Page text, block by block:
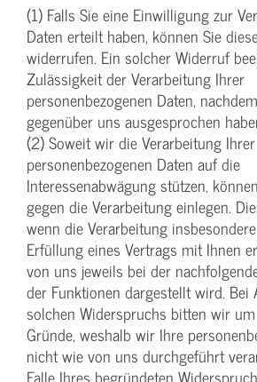
(1) Falls Sie eine Einwilligung zur
Daten erteilt haben, können Sie
widerrufen. Ein solcher Widerruf
Zulässigkeit der Verarbeitung Ihrer
personenbezogenen Daten,
gegenüber uns ausgesprochen
(2) Soweit wir die Verarbeitung Ihrer
personenbezogenen Daten auf die
Interessenabwägung stützen,
gegen die Verarbeitung einlegen.
wenn die Verarbeitung
Erfüllung eines Vertrags mit Ihnen
von uns jeweils bei der
der Funktionen dargestellt wird. Bei
solchen Widerspruchs bitten wir
Gründe, weshalb wir Ihre
nicht wie von uns durchgeführt